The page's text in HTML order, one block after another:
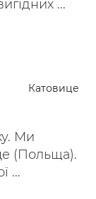
...
Катовице
Ми
(Польща).
...